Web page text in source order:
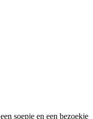
soepje en een bezoekje